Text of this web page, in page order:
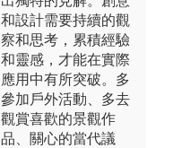
和設計需要持續的觀
察和思考，累積經驗
和靈感，才能在實際
應用中有所突破。多
參加戶外活動、多去
觀賞喜歡的景觀作
品、關心的當代議